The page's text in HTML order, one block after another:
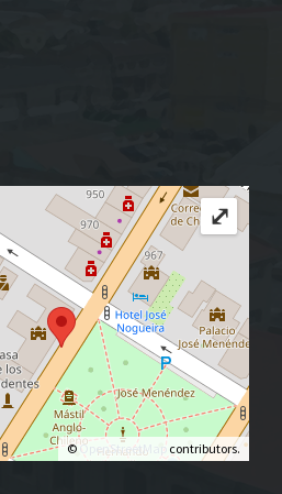
© OpenStreetMap contributors.
⤢